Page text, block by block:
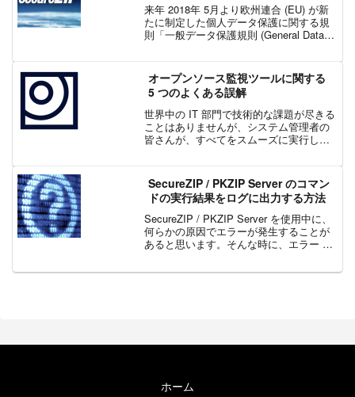
来年 2018年 5月より欧州連合 (EU) が新
たに制定した個人データ保護に関する規
則「一般データ保護規則 (General Data
オープンソース監視ツールに関する
5 つのよくある誤解
世界中の IT 部門で技術的な課題が尽きる
ことはありませんが、システム管理者の
皆さんが、すべてをスムーズに実行し続
ステム管理者であっても、オープンソー
ス監視ツールに...
SecureZIP / PKZIP Server のコマン
ドの実行結果をログに出力する方法
SecureZIP / PKZIP Server を使用中に、
何らかの原因でエラーが発生することが
あると思います。そんな時に、エラー メ
に残しておきたい場合があります。今回
ホーム